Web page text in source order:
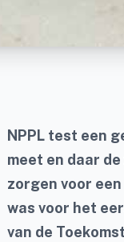
NPPL test een
meet en daar
zorgen voor
was voor het
van de